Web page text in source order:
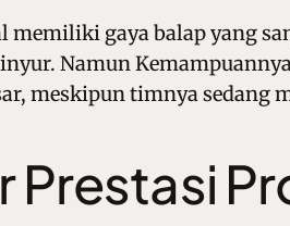
memiliki gaya balap yang
Namun
meskipun timnya sedang
Prestasi